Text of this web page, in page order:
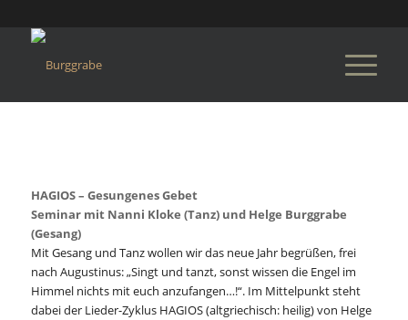
HAGIOS – Gesungenes Gebet
Seminar mit Nanni Kloke (Tanz) und Helge Burggrabe
(Gesang)
Mit Gesang und Tanz wollen wir das neue Jahr begrüßen, frei
nach Augustinus: „Singt und tanzt, sonst wissen die Engel im
Himmel nichts mit euch anzufangen…!“. Im Mittelpunkt steht
dabei der Lieder-Zyklus HAGIOS (altgriechisch: heilig) von Helge